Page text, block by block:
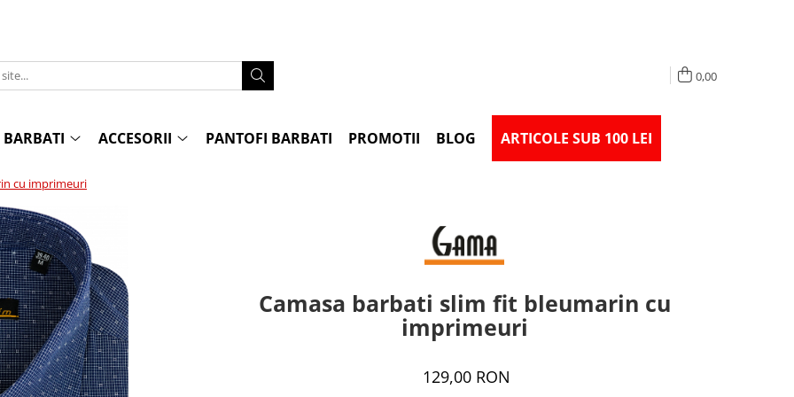
0,00
ACCESORII PANTOFI BARBATI PROMOTII BLOG ARTICOLE SUB 100 LEI
cu imprimeuri
Camasa barbati slim fit bleumarin cu
imprimeuri
129,00 RON